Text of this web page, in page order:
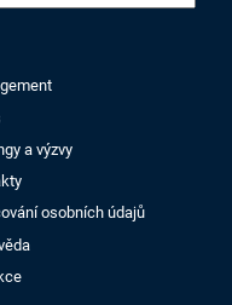
a výzvy
osobních údajů